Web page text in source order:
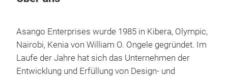
Asango Enterprises wurde 1985 in Kibera, Olympic,
Nairobi, Kenia von William O. Ongele gegründet. Im
Laufe der Jahre hat sich das Unternehmen der
Entwicklung und Erfüllung von Design- und